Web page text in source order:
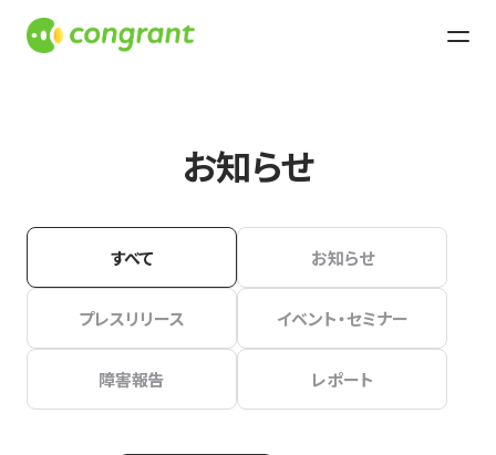
お知らせ
すべて お知らせ
プレスリリース イベント・セミナー
障害報告 レポート